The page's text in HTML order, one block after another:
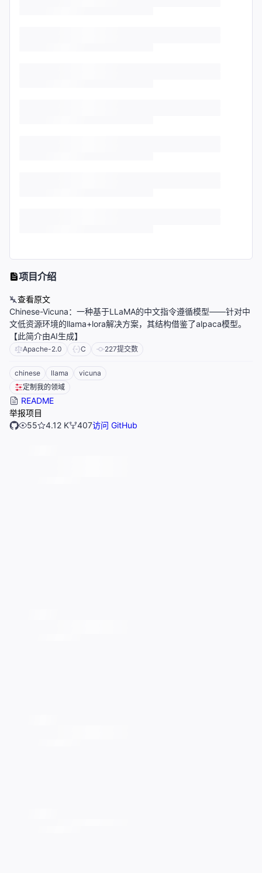
项目介绍
查看原文
Chinese-Vicuna：一种基于LLaMA的中文指令遵循模型——针对中
文低资源环境的llama+lora解决方案，其结构借鉴了alpaca模型。
【此简介由AI生成】
Apache-2.0 C 227提交数
chinese llama
vicuna
定制我的领域
README
举报项目
55
4.12 K 407访问 GitHub